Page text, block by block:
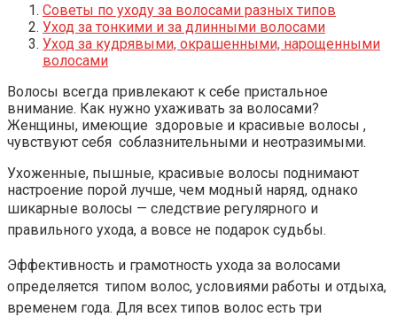
Советы по уходу за волосами разных типов
Уход за тонкими и за длинными волосами
Уход за кудрявыми, окрашенными, нарощенными
волосами
Волосы всегда привлекают к себе пристальное
внимание. Как нужно ухаживать за волосами?
Женщины, имеющие здоровые и красивые волосы ,
чувствуют себя соблазнительными и неотразимыми.
Ухоженные, пышные, красивые волосы поднимают
настроение порой лучше, чем модный наряд, однако
шикарные волосы — следствие регулярного и
правильного ухода, а вовсе не подарок судьбы.
Эффективность и грамотность ухода за волосами
определяется типом волос, условиями работы и отдыха,
временем года. Для всех типов волос есть три